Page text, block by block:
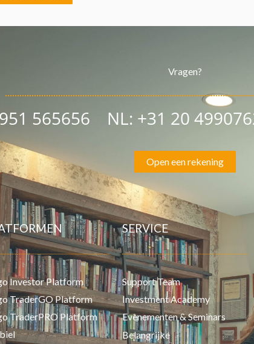
Vragen?
951 565656 NL: +31 20
Open een rekening
Investor Platform
TraderGO Platform
TraderPRO Platform
SERVICE
Support Team
Investment Academy
Evenementen & Seminars
Belangrijke